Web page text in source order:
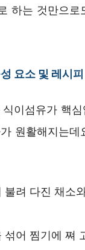
하는 것만으
요소 및 레시피
이섬유가 핵
원활해지는
려 다진 채소
어 찜기에 쪄